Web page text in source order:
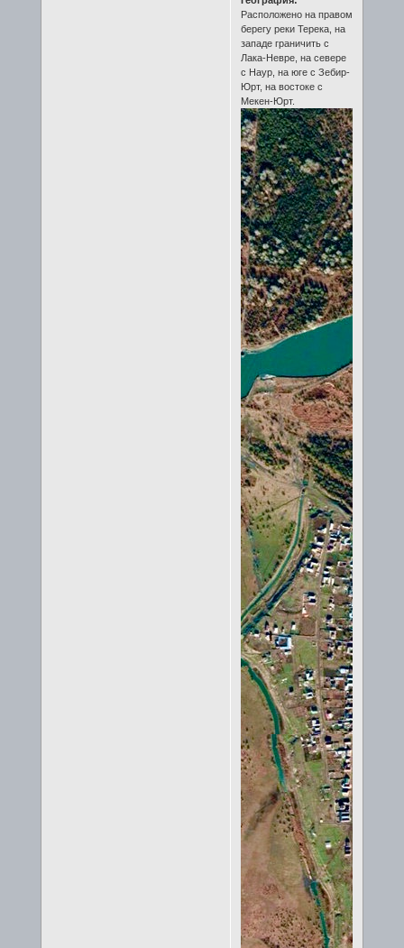
Расположено на правом
берегу реки Терека, на
западе граничить с
Лака-Невре, на севере
с Наур, на юге с Зебир-
Юрт, на востоке с
Мекен-Юрт.